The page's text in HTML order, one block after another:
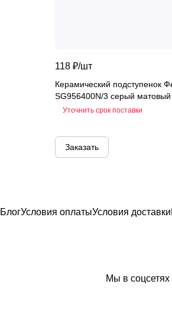
118 ₽/шт
Керамический подступенок
SG956400N/3 серый матовый
Уточнить срок поставки
Заказать
БлогУсловия оплатыУсловия доставки
Мы в соцсетях